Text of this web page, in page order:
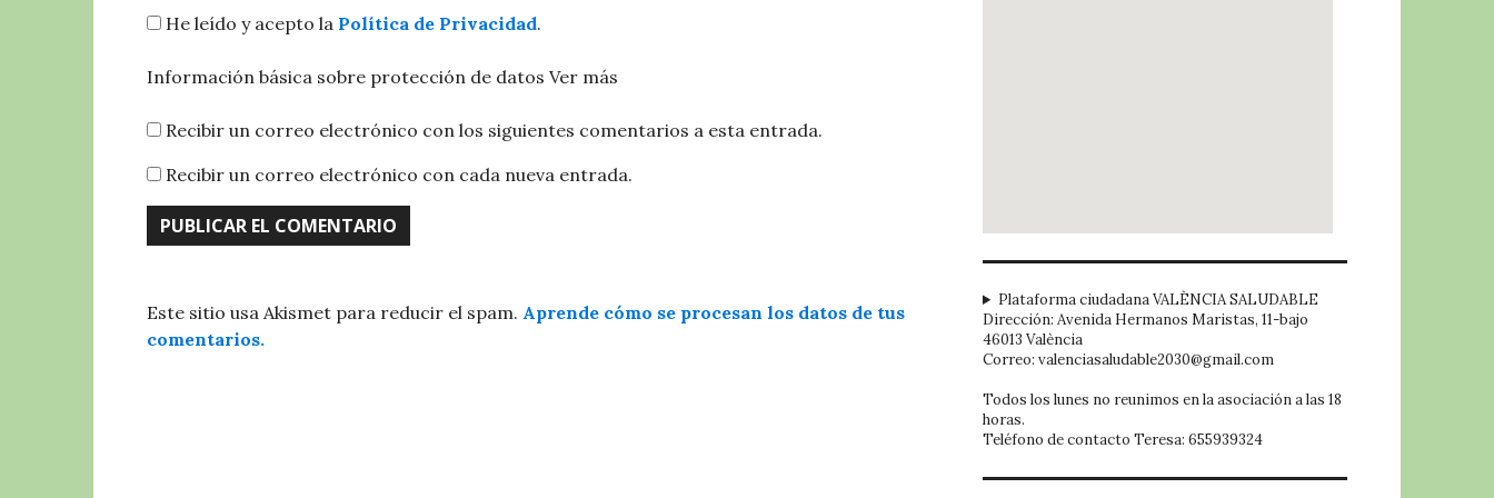
He leído y acepto la Política de Privacidad.
Información básica sobre protección de datos Ver más
Recibir un correo electrónico con los siguientes comentarios a esta entrada.
Recibir un correo electrónico con cada nueva entrada.
Este sitio usa Akismet para reducir el spam. Aprende cómo se procesan los datos de tus
comentarios.
Plataforma ciudadana VALÈNCIA SALUDABLE
Dirección: Avenida Hermanos Maristas, 11-bajo
46013 València
Correo: valenciasaludable2030@gmail.com
Todos los lunes no reunimos en la asociación a las 18
horas.
Teléfono de contacto Teresa: 655939324